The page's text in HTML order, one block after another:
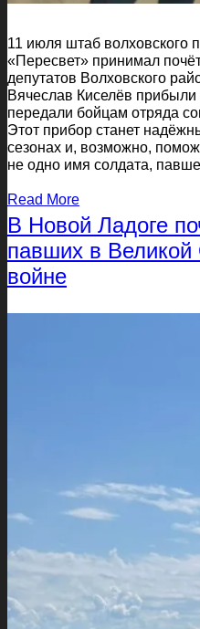
11 июля штаб волховского
«Пересвет» принимал
депутатов Волховского
Вячеслав Киселёв
передали бойцам отряда
Этот прибор станет
сезонах и, возможно,
не одно имя солдата,
Read More
В Новой Ладоге
павших в Великой
войне